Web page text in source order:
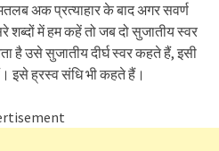
अक प्रत्याहार के बाद अगर सवर्ण
शब्दों में हम कहें तो जब दो सुजातीय स्वर
है उसे सुजातीय दीर्घ स्वर कहते हैं, इसी
इसे ह्रस्व संधि भी कहते हैं।